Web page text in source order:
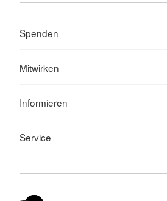
Spenden
Mitwirken
Informieren
Service
Sprache wechseln zu